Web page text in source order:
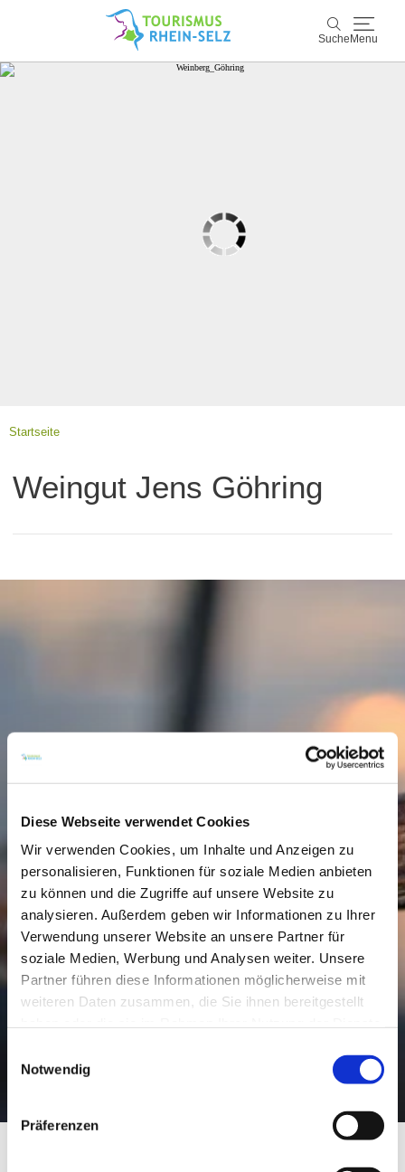
Diese Webseite verwendet Cookies
Wir verwenden Cookies, um Inhalte und Anzeigen zu
personalisieren, Funktionen für soziale Medien anbieten
zu können und die Zugriffe auf unsere Website zu
analysieren. Außerdem geben wir Informationen zu Ihrer
Verwendung unserer Website an unsere Partner für
soziale Medien, Werbung und Analysen weiter. Unsere
Partner führen diese Informationen möglicherweise mit
weiteren Daten zusammen, die Sie ihnen bereitgestellt
Notwendig
Präferenzen
Suche Menu
Kultur & Events
Startseite
Weingut Jens Göhring